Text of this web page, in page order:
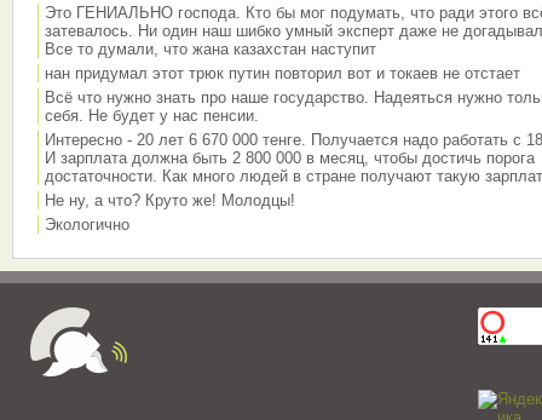
Это ГЕНИАЛЬНО господа. Кто бы мог подумать, что ради этого
затевалось. Ни один наш шибко умный эксперт даже не
Все то думали, что жана казахстан наступит
нан придумал этот трюк путин повторил вот и токаев не отстает
Всё что нужно знать про наше государство. Надеяться нужно
себя. Не будет у нас пенсии.
Интересно - 20 лет 6 670 000 тенге. Получается надо работать с
И зарплата должна быть 2 800 000 в месяц, чтобы достичь порога
достаточности. Как много людей в стране получают такую
Не ну, а что? Круто же! Молодцы!
Экологично